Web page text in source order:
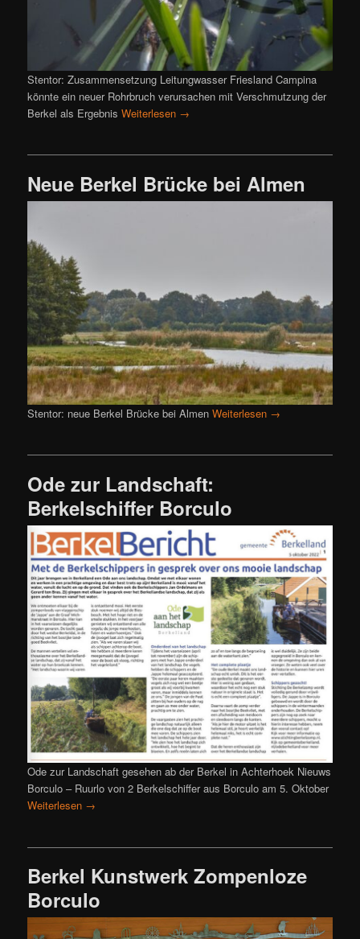
Stentor: Zusammensetzung Leitungwasser Friesland Campina
könnte ein neuer Rohrbruch verursachen mit Verschmutzung der
Berkel als ErgebnisWeiterlesen →
Neue Berkel Brücke bei Almen
Stentor: neue Berkel Brücke bei AlmenWeiterlesen →
Ode zur Landschaft:
Berkelschiffer Borculo
Ode zur Landschaft gesehen ab der Berkel in Achterhoek Nieuws
Borculo – Ruurlo von 2 Berkelschiffer aus Borculo am 5. Oktober
Weiterlesen →
Berkel Kunstwerk Zompenloze
Borculo